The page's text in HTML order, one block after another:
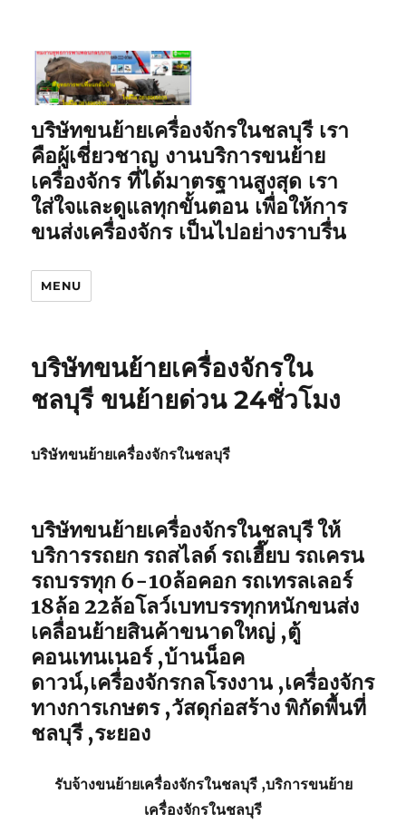
บริษัทขนย้ายเครื่องจักรในชลบุรี เรา
คือผู้เชี่ยวชาญ งานบริการขนย้าย
เครื่องจักร ที่ได้มาตรฐานสูงสุด เรา
ใส่ใจและดูแลทุกขั้นตอน เพื่อให้การ
ขนส่งเครื่องจักร เป็นไปอย่างราบรื่น
MENU
บริษัทขนย้ายเครื่องจักรใน
ชลบุรี ขนย้ายด่วน 24ชั่วโมง
บริษัทขนย้ายเครื่องจักรในชลบุรี
บริษัทขนย้ายเครื่องจักรในชลบุรี ให้
บริการรถยก รถสไลด์ รถเฮี๊ยบ รถเครน
รถบรรทุก 6-10ล้อคอก รถเทรลเลอร์
18ล้อ 22ล้อโลว์เบทบรรทุกหนักขนส่ง
เคลื่อนย้ายสินค้าขนาดใหญ่ ,ตู้
คอนเทนเนอร์ ,บ้านน็อค
ดาวน์,เครื่องจักรกลโรงงาน ,เครื่องจักร
ทางการเกษตร ,วัสดุก่อสร้าง พิกัดพื้นที่
ชลบุรี ,ระยอง
รับจ้างขนย้ายเครื่องจักรในชลบุรี,บริการขนย้าย
เครื่องจักรในชลบุรี